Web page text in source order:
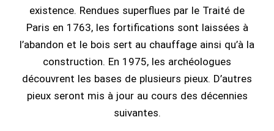
existence. Rendues superflues par le Traité de
Paris en 1763, les fortifications sont laissées à
l’abandon et le bois sert au chauffage ainsi qu’à la
construction. En 1975, les archéologues
découvrent les bases de plusieurs pieux. D’autres
pieux seront mis à jour au cours des décennies
suivantes.